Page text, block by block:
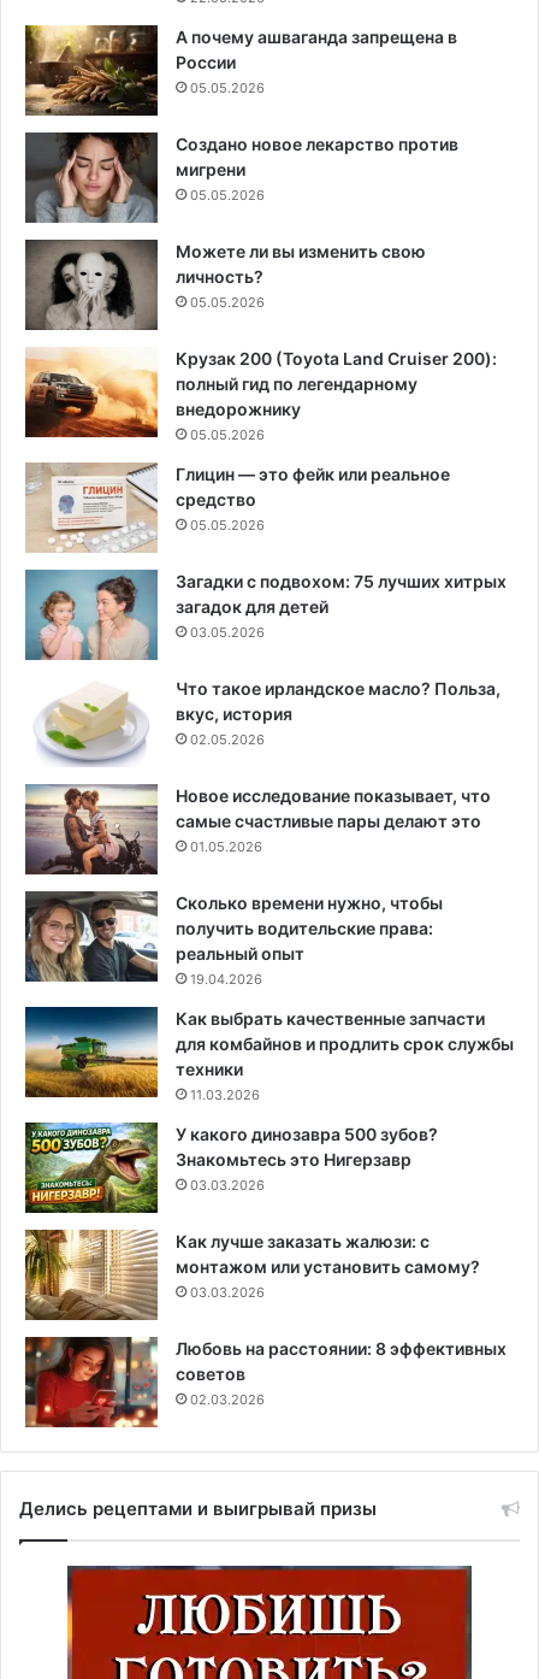
А почему ашваганда запрещена в
России
05.05.2026
Создано новое лекарство против
мигрени
05.05.2026
Можете ли вы изменить свою
личность?
05.05.2026
Крузак 200 (Toyota Land Cruiser 200):
полный гид по легендарному
внедорожнику
05.05.2026
Глицин — это фейк или реальное
средство
05.05.2026
Загадки с подвохом: 75 лучших хитрых
загадок для детей
03.05.2026
Что такое ирландское масло? Польза,
вкус, история
02.05.2026
Новое исследование показывает, что
самые счастливые пары делают это
01.05.2026
Сколько времени нужно, чтобы
получить водительские права:
реальный опыт
19.04.2026
Как выбрать качественные запчасти
для комбайнов и продлить срок службы
техники
11.03.2026
У какого динозавра 500 зубов?
Знакомьтесь это Нигерзавр
03.03.2026
Как лучше заказать жалюзи: с
монтажом или установить самому?
03.03.2026
Любовь на расстоянии: 8 эффективных
советов
02.03.2026
Делись рецептами и выигрывай призы